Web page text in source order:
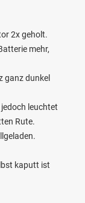
2x geholt.
mehr,
ganz dunkel
leuchtet
Rute.
kaputt ist